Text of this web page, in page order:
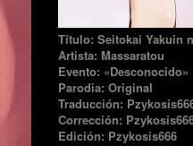
Título: Seitokai Yakuin
Artista: Massaratou
Evento: «Desconocido»
Parodia: Original
Traducción:
Corrección:
Edición: Pzykosis666